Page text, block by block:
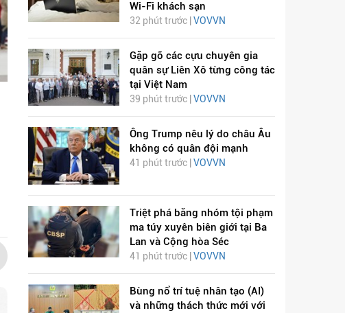
Wi-Fi khách sạn
32 phút trước | VOVVN
Gặp gỡ các cựu chuyên gia
quân sự Liên Xô từng công tác
tại Việt Nam
39 phút trước | VOVVN
Ông Trump nêu lý do châu Âu
không có quân đội mạnh
41 phút trước | VOVVN
Triệt phá băng nhóm tội phạm
ma túy xuyên biên giới tại Ba
Lan và Cộng hòa Séc
41 phút trước | VOVVN
Bùng nổ trí tuệ nhân tạo (AI)
và những thách thức mới với